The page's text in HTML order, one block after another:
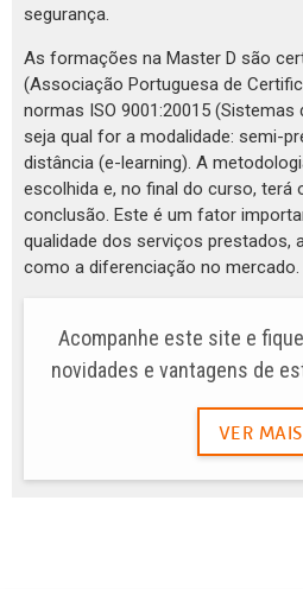
segurança.
As formações na Master D são
(Associação Portuguesa de
normas ISO 9001:20015 (Sistemas
seja qual for a modalidade: semi-
distância (e-learning). A
escolhida e, no final do curso, terá
conclusão. Este é um fator
qualidade dos serviços prestados,
como a diferenciação no mercado.
Acompanhe este site e
novidades e vantagens de
VER MAIS